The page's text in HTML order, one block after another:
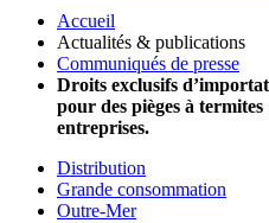
Accueil
Actualités & publications
Communiqués de presse
Droits exclusifs
pour des pièges à
entreprises.
Distribution
Grande consommation
Outre-Mer